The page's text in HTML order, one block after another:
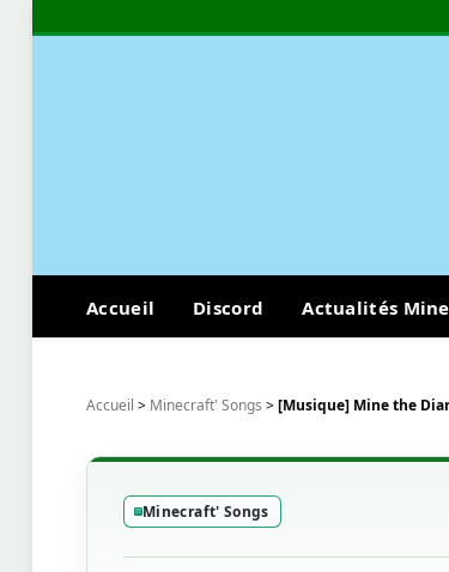
Accueil Discord Actualités
Accueil > Minecraft' Songs >[Musique] Mine the
Minecraft' Songs